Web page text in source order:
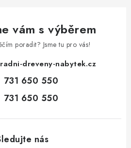
vám s výběrem
poradit? Jsme tu pro vás!
dreveny-nabytek.cz
731 650 550
731 650 550